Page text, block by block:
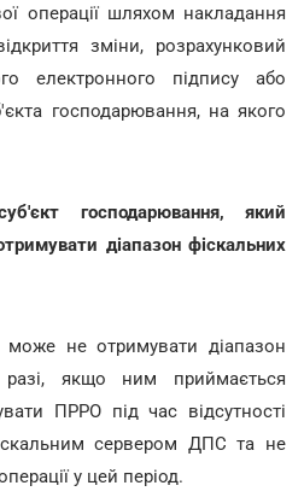
операції шляхом накладання
зміни, розрахунковий
електронного підпису або
господарювання, на якого
господарювання, який
діапазон фіскальних
може не отримувати діапазон
якщо ним приймається
ПРРО під час відсутності
сервером ДПС та не
у цей період.